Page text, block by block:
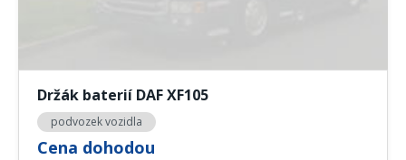
Držák baterií DAF XF105
podvozek vozidla
Cena dohodou